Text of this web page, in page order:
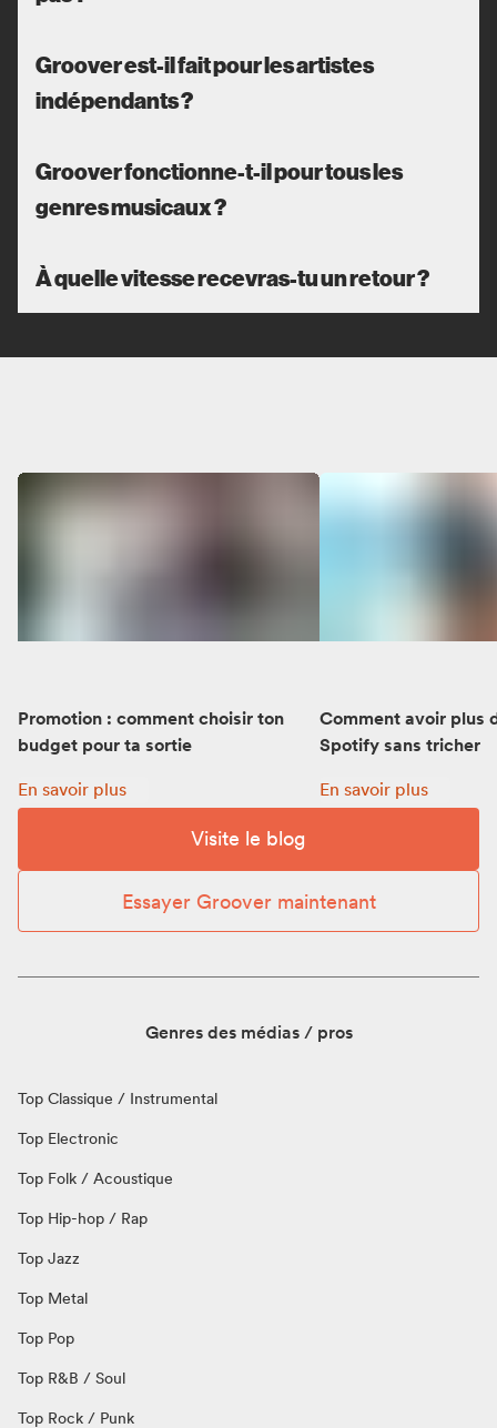
Groover est-il fait pour les artistes
indépendants ?
Groover fonctionne-t-il pour tous les
genres musicaux ?
À quelle vitesse recevras-tu un retour ?
Promotion : comment choisir ton
budget pour ta sortie
Promotion : comment choisir ton budget pour ta sortie:
En savoir plus
Comment avoir plus
Spotify sans tricher
Comment avoir plus
En savoir plus
Visite le blog
Essayer Groover maintenant
Genres des médias / pros
Top Classique / Instrumental
Top Electronic
Top Folk / Acoustique
Top Hip-hop / Rap
Top Jazz
Top Metal
Top Pop
Top R&B / Soul
Top Rock / Punk